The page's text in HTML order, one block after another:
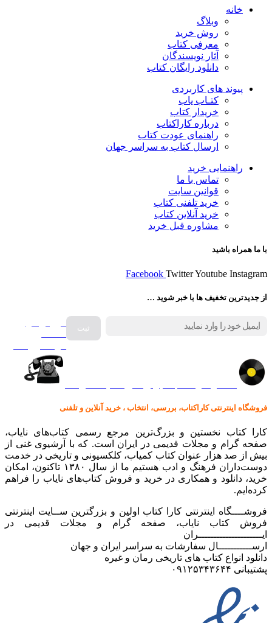
خانه
وبلاگ
روش خرید
معرفی کتاب
آثار نویسندگان
دانلود رایگان کتاب
پیوند های کاربردی
کتـاب یاب
خریدار کتاب
درباره کاراکتاب
راهنمای عودت کتاب
ارسال کتاب به سراسر جهان
راهنمایی خرید
تماس با ما
قوانین سایت
خرید تلفنی کتاب
خرید آنلاین کتاب
مشاوره قبل خرید
با ما همراه باشید
Facebook TwitterYoutube Instagram
از جدیدترین تخفیف ها با خبر شوید …
فروش انواع
فروشگاه اینترنتی کاراکتاب، بررسی، انتخاب ، خرید آنلاین و تلفنی
کارا کتاب نخستین و بزرگ‌ترین مرجع رسمی کتاب‌های نایاب،
صفحه گرام و مجلات قدیمی در ایران است. که با آرشیوی غنی از
بیش از صد هزار عنوان کتاب کمیاب، کلکسیونی و تاریخی در خدمت
دوست‌داران فرهنگ و ادب هستیم ما از سال ۱۳۸۰ تاکنون، امکان
خرید، دانلود و همکاری در خرید و فروش کتاب‌های نایاب را فراهم
کرده‌ایم.
فروشــــگاه اینترنتی کارا کتاب اولین و بزرگترین ســایت اینترنتی
فروش کتاب نایاب، صفحه گرام و مجلات قدیمی در
ایـــــــــــــــــــــران
ارســـــــــــال سفارشات به سراسر ایران و جهان
دانلود انواع کتاب های تاریخی رمان و غیره
پشتیبانی ۰۹۱۲۵۳۴۳۶۴۴